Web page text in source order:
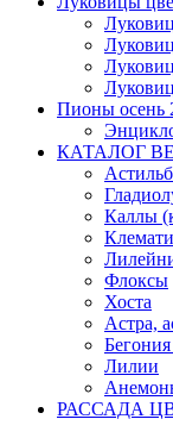
Пионы осень
КАТАЛОГ
Каллы
Флоксы
Хоста
Астра,
Лилии
РАССАДА